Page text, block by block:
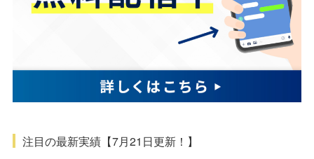
注目の最新実績【7月21日更新！】